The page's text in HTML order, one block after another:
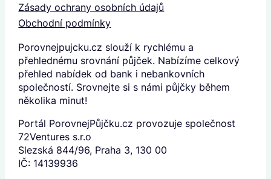
Zásady ochrany osobních údajů
Obchodní podmínky
Porovnejpujcku.cz slouží k rychlému a
přehlednému srovnání půjček. Nabízíme celkový
přehled nabídek od bank i nebankovních
společností. Srovnejte si s námi půjčky během
několika minut!
Portál PorovnejPůjčku.cz provozuje společnost
72Ventures s.r.o
Slezská 844/96, Praha 3, 130 00
IČ: 14139936